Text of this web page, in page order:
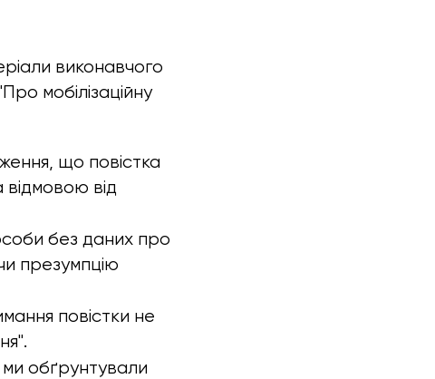
виконавчого
мобілізаційну
що повістка
від
без даних про
презумпцію
повістки не
обґрунтували